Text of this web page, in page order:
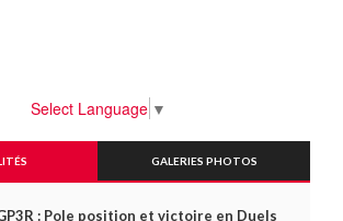
Select Language ▼
GALERIES PHOTOS
: Pole position et victoire en Duels